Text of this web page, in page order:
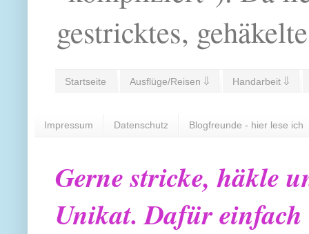
gestricktes,
Startseite Ausflüge/Reisen ⇓ Handarbeit ⇓
Impressum Datenschutz Blogfreunde - hier lese ich
Gerne stricke, häkle
Unikat. Dafür